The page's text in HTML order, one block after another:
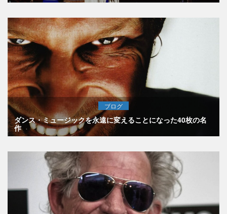
ブログ
ダンス・ミュージックを永遠に変えることになった40枚の名
作